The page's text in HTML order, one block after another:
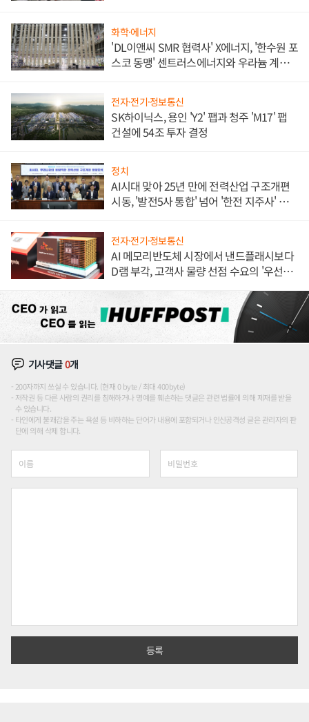
화학·에너지
'DL이앤씨 SMR 협력사' X에너지, '한수원 포
스코 동맹' 센트러스에너지와 우라늄 계약
전자·전기·정보통신
SK하이닉스, 용인 'Y2' 팹과 청주 'M17' 팹
건설에 54조 투자 결정
정치
AI시대 맞아 25년 만에 전력산업 구조개편
시동, '발전5사 통합' 넘어 '한전 지주사' 재편
전자·전기·정보통신
AI 메모리반도체 시장에서 낸드플래시보다
D램 부각, 고객사 물량 선점 수요의 '우선순
기사댓글0개
200자까지 쓰실 수 있습니다. (현재 0 byte / 최대 400byte)
저작권 등 다른 사람의 권리를 침해하거나 명예를 훼손하는 댓글은 관련 법률에 의해 제재를 받을
수 있습니다.
타인에게 불쾌감을 주는 욕설 등 비하하는 단어가 내용에 포함되거나 인신공격성 글은 관리자의 판
단에 의해 삭제 합니다.